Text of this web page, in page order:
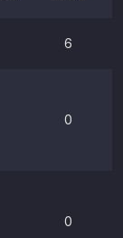
6
0
0